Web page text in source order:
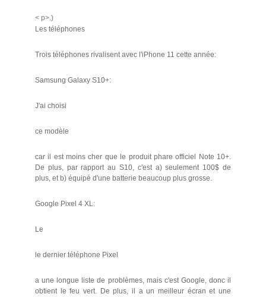
< p>.)
Les téléphones
Trois téléphones rivalisent avec l'iPhone 11 cette année:
Samsung Galaxy S10+:
J'ai choisi
ce modèle
car il est moins cher que le produit phare officiel Note 10+.
De plus, par rapport au S10, c'est a) seulement 100$ de
plus, et b) équipé d'une batterie beaucoup plus grosse.
Google Pixel 4 XL:
Le
le dernier téléphone Pixel
a une longue liste de problèmes, mais c'est Google, donc il
obtient le feu vert. De plus, il a un meilleur écran et une